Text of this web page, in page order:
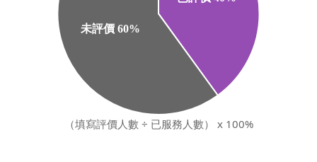
（填寫評價人數 ÷ 已服務人數） x 100%